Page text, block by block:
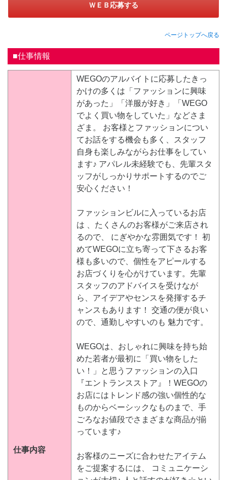
ＷＥＢ応募する
ページトップへ戻る
■仕事情報
仕事内容
WEGOのアルバイトに応募したきっ
かけの多くは「ファッションに興味
があった」「洋服が好き」「WEGO
でよく買い物をしていた」などさま
ざま。 お客様とファッションについ
てお話をする機会も多く、スタッフ
自身も楽しみながらお仕事をしてい
ます♪ アパレル未経験でも、先輩スタ
ッフがしっかりサポートするのでご
安心ください！
ファッションビルに入っているお店
は 、たくさんのお客様がご来店され
るので、 にぎやかな雰囲気です！ 初
めてWEGOに立ち寄って下さるお客
様も多いので、個性をアピールする
お店づくりを心がけています。先輩
スタッフのアドバイスを受けなが
ら、アイデアやセンスを発揮するチ
ャンスもあります！ 交通の便が良い
ので、通勤しやすいのも 魅力です。
WEGOは、おしゃれに興味を持ち始
めた若者が最初に「買い物をした
い！」と思うファッションの入口
『エントランスストア』！WEGOの
お店にはトレンド感の強い個性的な
ものからベーシックなものまで、手
ごろなお値段でさまざまな商品が揃
っています♪
お客様のニーズに合わせたアイテム
をご提案するには、 コミュニケーシ